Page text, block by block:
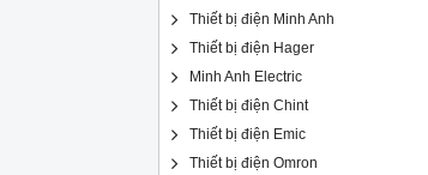
Thiết bị điện Minh Anh
Thiết bị điện Hager
Minh Anh Electric
Thiết bị điện Chint
Thiết bị điện Emic
Thiết bị điện Omron